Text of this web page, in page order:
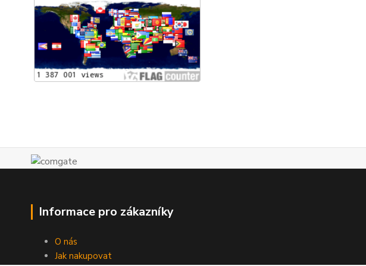
Informace pro zákazníky
O nás
Jak nakupovat